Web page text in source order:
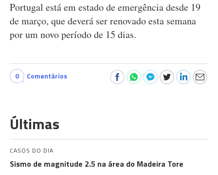
Portugal está em estado de emergência desde 19
de março, que deverá ser renovado esta semana
por um novo período de 15 dias.
0 Comentários
Últimas
CASOS DO DIA
Sismo de magnitude 2.5 na área do Madeira Tore